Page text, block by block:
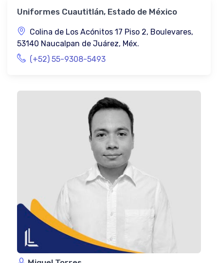
Uniformes Cuautitlán, Estado de México
Colina de Los Acónitos 17 Piso 2, Boulevares,
53140 Naucalpan de Juárez, Méx.
(+52) 55-9308-5493